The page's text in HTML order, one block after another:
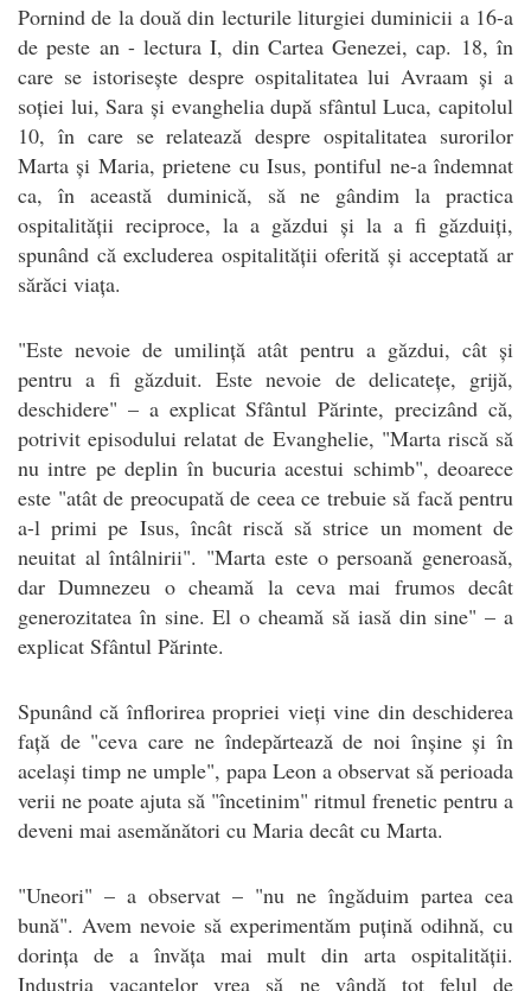
Pornind de la două din lecturile liturgiei duminicii a 16-a
de peste an - lectura I, din Cartea Genezei, cap. 18, în
care se istorisește despre ospitalitatea lui Avraam și a
soției lui, Sara și evanghelia după sfântul Luca, capitolul
10, în care se relatează despre ospitalitatea surorilor
Marta și Maria, prietene cu Isus, pontiful ne-a îndemnat
ca, în această duminică, să ne gândim la practica
ospitalității reciproce, la a găzdui și la a fi găzduiți,
spunând că excluderea ospitalității oferită și acceptată ar
sărăci viața.
"Este nevoie de umilință atât pentru a găzdui, cât și
pentru a fi găzduit. Este nevoie de delicatețe, grijă,
deschidere" – a explicat Sfântul Părinte, precizând că,
potrivit episodului relatat de Evanghelie, "Marta riscă să
nu intre pe deplin în bucuria acestui schimb", deoarece
este "atât de preocupată de ceea ce trebuie să facă pentru
a-l primi pe Isus, încât riscă să strice un moment de
neuitat al întâlnirii". "Marta este o persoană generoasă,
dar Dumnezeu o cheamă la ceva mai frumos decât
generozitatea în sine. El o cheamă să iasă din sine" – a
explicat Sfântul Părinte.
Spunând că înflorirea propriei vieți vine din deschiderea
față de "ceva care ne îndepărtează de noi înșine și în
același timp ne umple", papa Leon a observat să perioada
verii ne poate ajuta să "încetinim" ritmul frenetic pentru a
deveni mai asemănători cu Maria decât cu Marta.
"Uneori" – a observat – "nu ne îngăduim partea cea
bună". Avem nevoie să experimentăm puțină odihnă, cu
dorința de a învăța mai mult din arta ospitalității.
Industria vacanțelor vrea să ne vândă tot felul de